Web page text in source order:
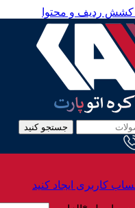
کشش ردیف و محتوا
جستجو کنید
کاربری ایجاد کنید